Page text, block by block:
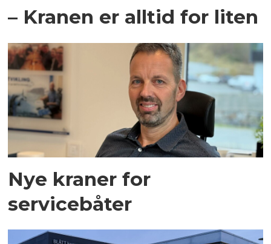
– Kranen er alltid for liten
Nye kraner for
servicebåter